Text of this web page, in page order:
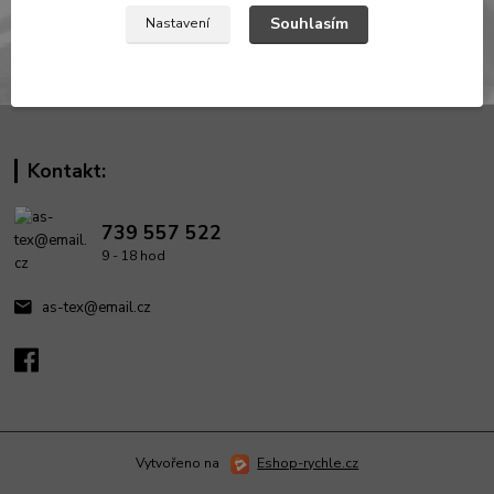
Kontakt:
739 557 522
9 - 18 hod
as-tex@email.cz
Vytvořeno na Eshop-rychle.cz
Nastavení Souhlasím